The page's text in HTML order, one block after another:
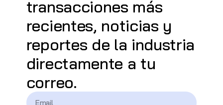
transacciones más
recientes, noticias y
reportes de la industria
directamente a tu
correo.